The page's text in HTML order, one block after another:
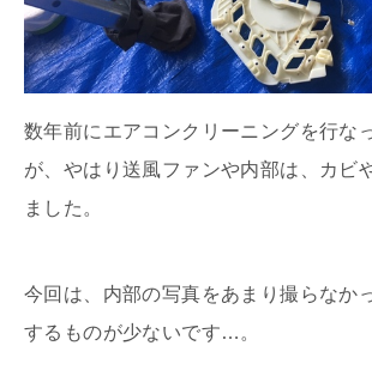
数年前にエアコンクリーニングを行な
が、やはり送風ファンや内部は、カビ
ました。
今回は、内部の写真をあまり撮らなか
するものが少ないです…。